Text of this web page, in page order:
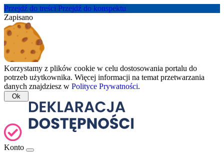
Przejdź do treści Przejdź do konspektu
Zapisano
Korzystamy z plików cookie w celu dostosowania portalu do
potrzeb użytkownika. Więcej informacji na temat przetwarzania
danych znajdziesz w Polityce Prywatności.
Ok
Konto